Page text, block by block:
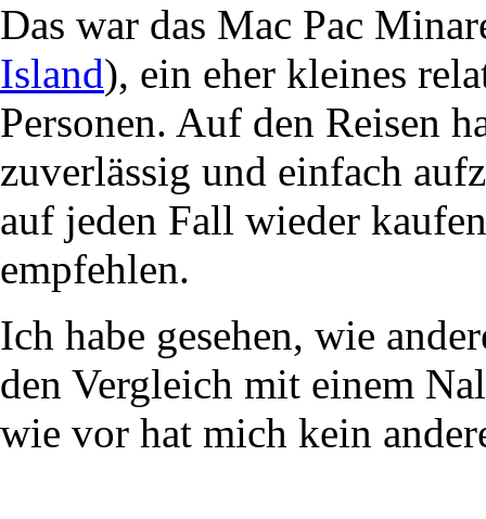
Das war das Mac Pac
Island), ein eher kleines
Personen. Auf den Reisen
zuverlässig und einfach
auf jeden Fall wieder
empfehlen.
Ich habe gesehen, wie
den Vergleich mit einem
wie vor hat mich kein